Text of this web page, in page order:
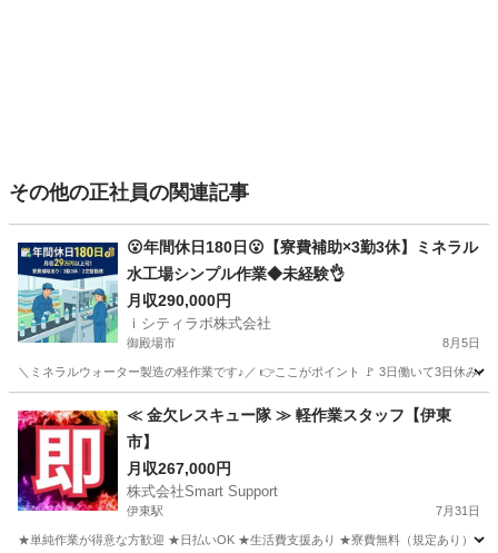
その他の正社員の関連記事
😮年間休日180日😮【寮費補助×3勤3休】ミネラル
水工場シンプル作業◆未経験👌
月収290,000円
ｉシティラボ株式会社
御殿場市 8月5日
＼ミネラルウォーター製造の軽作業です♪／ 👉ここがポイント 🚩 3日働いて3日休み
その他
≪ 金欠レスキュー隊 ≫ 軽作業スタッフ【伊東
市】
月収267,000円
株式会社Smart Support
伊東駅 7月31日
★単純作業が得意な方歓迎 ★日払いOK ★生活費支援あり ★寮費無料（規定あり） ★